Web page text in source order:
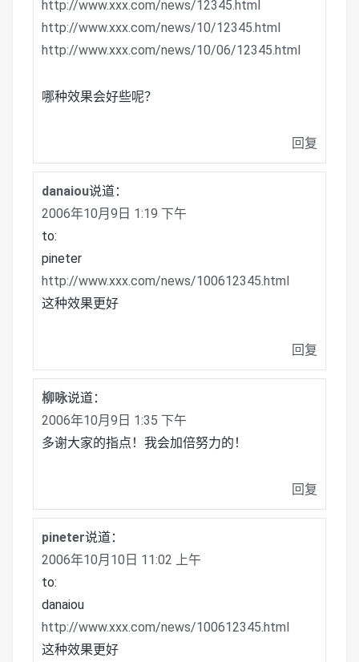
http://www.xxx.com/news/12345.html
http://www.xxx.com/news/10/12345.html
http://www.xxx.com/news/10/06/12345.html
哪种效果会好些呢？
回复
danaiou说道：
2006年10月9日 1:19 下午
to:
pineter
http://www.xxx.com/news/100612345.html
这种效果更好
回复
柳咏说道：
2006年10月9日 1:35 下午
多谢大家的指点！我会加倍努力的！
回复
pineter说道：
2006年10月10日 11:02 上午
to:
danaiou
http://www.xxx.com/news/100612345.html
这种效果更好